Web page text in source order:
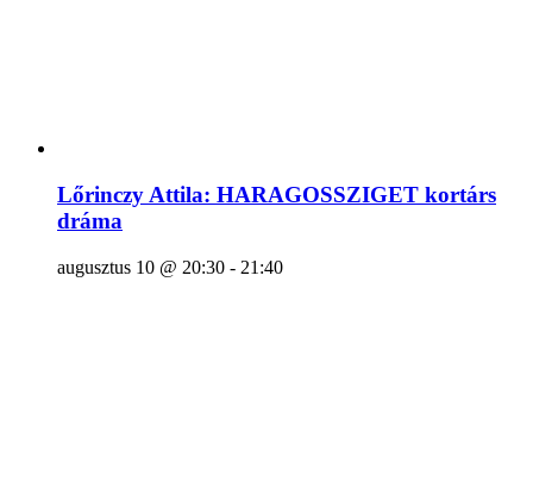
Lőrinczy Attila: HARAGOSSZIGET kortárs
dráma
augusztus 10 @ 20:30 - 21:40